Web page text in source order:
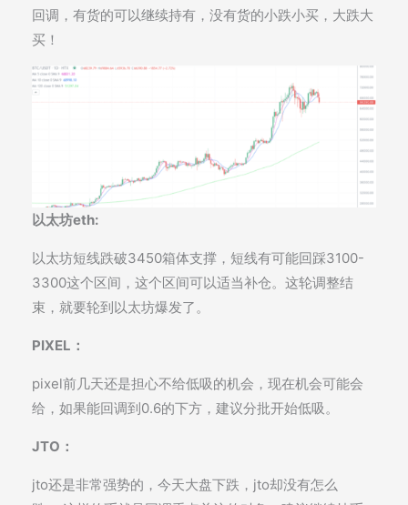
回调，有货的可以继续持有，没有货的小跌小买，大跌大
买！
以太坊eth:
以太坊短线跌破3450箱体支撑，短线有可能回踩3100-
3300这个区间，这个区间可以适当补仓。这轮调整结
束，就要轮到以太坊爆发了。
PIXEL：
pixel前几天还是担心不给低吸的机会，现在机会可能会
给，如果能回调到0.6的下方，建议分批开始低吸。
JTO：
jto还是非常强势的，今天大盘下跌，jto却没有怎么